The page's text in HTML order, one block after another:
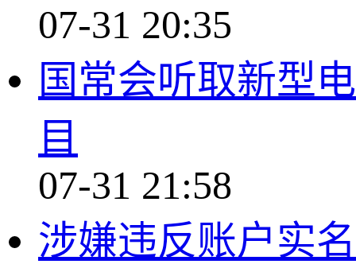
07-31 20:35
国常会听取新型
目
07-31 21:58
涉嫌违反账户实